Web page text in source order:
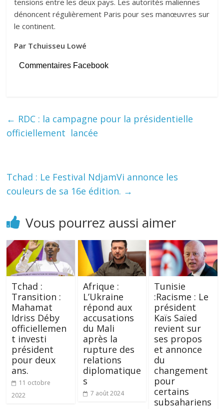
tensions entre les deux pays. Les autorités maliennes
dénoncent régulièrement Paris pour ses manœuvres sur
le continent.
Par Tchuisseu Lowé
Commentaires Facebook
← RDC : la campagne pour la présidentielle
officiellement lancée
Tchad : Le Festival NdjamVi annonce les
couleurs de sa 16e édition. →
Vous pourrez aussi aimer
Tchad :
Transition :
Mahamat
Idriss Déby
officiellemen
t investi
président
pour deux
ans.
11 octobre
2022
Afrique :
L’Ukraine
répond aux
accusations
du Mali
après la
rupture des
relations
diplomatique
s
7 août 2024
Tunisie
:Racisme : Le
président
Kaïs Saïed
revient sur
ses propos
et annonce
du
changement
pour
certains
subsahariens